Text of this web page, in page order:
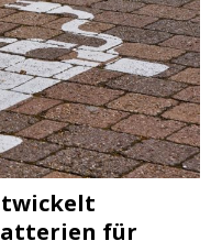
für